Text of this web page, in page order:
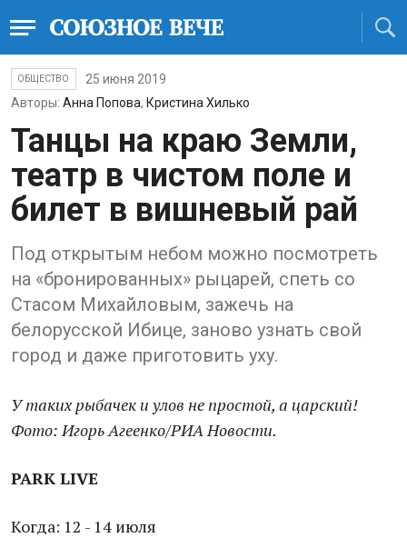
ОБЩЕСТВО
25 июня 2019
Авторы: Анна Попова, Кристина Хилько
Танцы на краю Земли,
театр в чистом поле и
билет в вишневый рай
Под открытым небом можно посмотреть
на «бронированных» рыцарей, спеть со
Стасом Михайловым, зажечь на
белорусской Ибице, заново узнать свой
город и даже приготовить уху.
У таких рыбачек и улов не простой, а царский!
Фото: Игорь Агеенко/РИА Новости.
PARK LIVE
Когда: 12 - 14 июля